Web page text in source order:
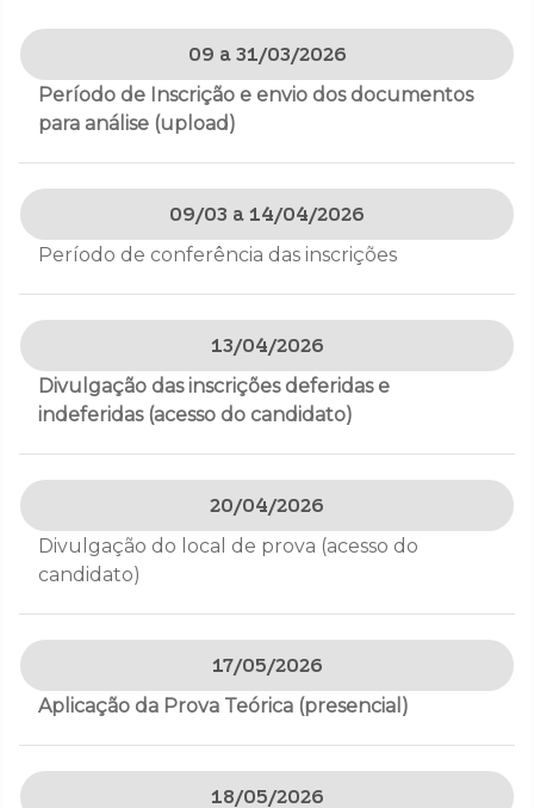
09 a 31/03/2026
Período de Inscrição e envio dos documentos
para análise (upload)
09/03 a 14/04/2026
Período de conferência das inscrições
13/04/2026
Divulgação das inscrições deferidas e
indeferidas (acesso do candidato)
20/04/2026
Divulgação do local de prova (acesso do
candidato)
17/05/2026
Aplicação da Prova Teórica (presencial)
18/05/2026